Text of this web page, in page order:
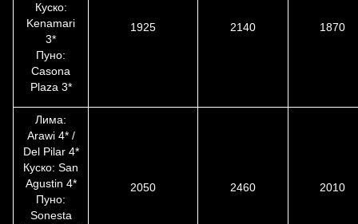
Куско:
Kenamari
3*
Пуно:
Casona
Plaza 3*
1925 2140 1870
Лима:
Arawi 4* /
Del Pilar 4*
Куско: San
Agustin 4*
Пуно:
Sonesta
2050 2460 2010